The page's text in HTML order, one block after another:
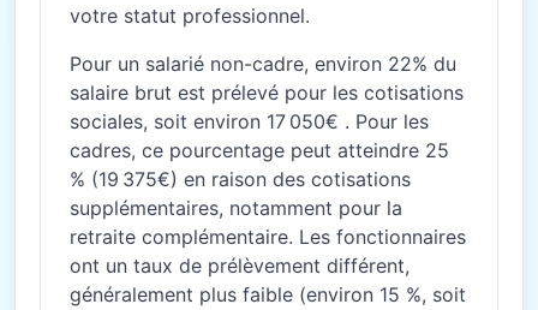
votre statut professionnel.
Pour un salarié non-cadre, environ 22% du
salaire brut est prélevé pour les cotisations
sociales, soit environ 17 050€ . Pour les
cadres, ce pourcentage peut atteindre 25
% (19 375€) en raison des cotisations
supplémentaires, notamment pour la
retraite complémentaire. Les fonctionnaires
ont un taux de prélèvement différent,
généralement plus faible (environ 15 %, soit